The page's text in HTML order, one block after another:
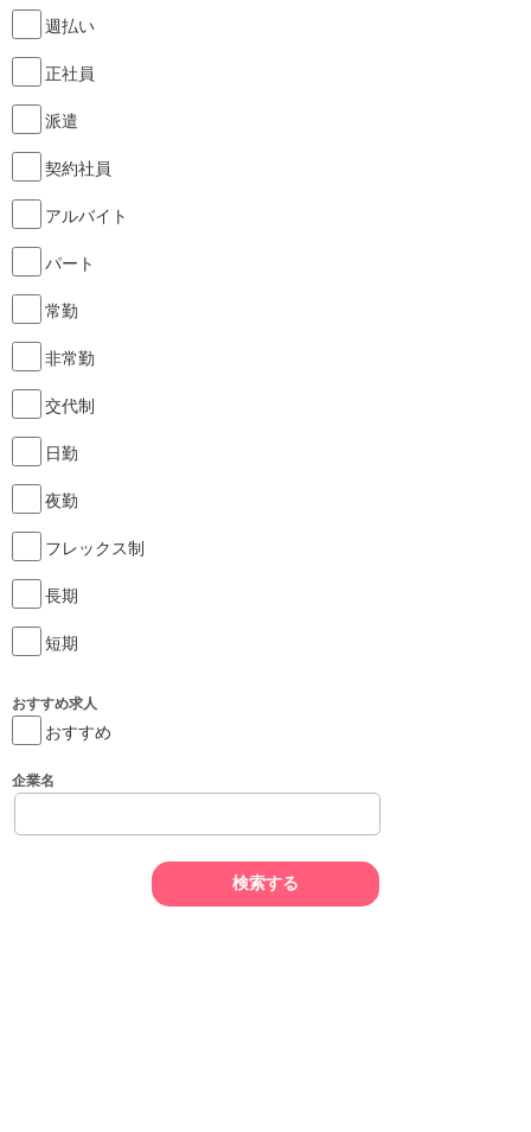
週払い
正社員
派遣
契約社員
アルバイト
パート
常勤
非常勤
交代制
日勤
夜勤
フレックス制
長期
短期
おすすめ求人
おすすめ
企業名